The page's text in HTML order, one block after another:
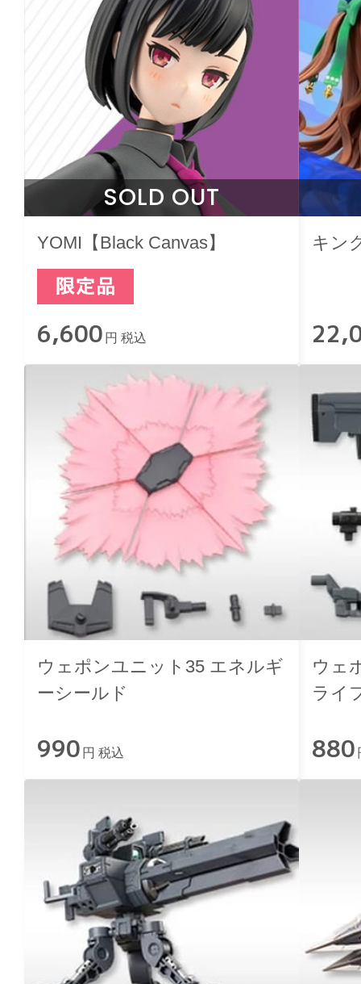
SOLD OUT
YOMI【Black Canvas】
6,600 円 税込
キン
ウェポンユニット35 エネルギ
ーシールド
990 円 税込
ウェ
ライ
880